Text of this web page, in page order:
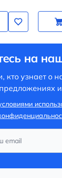
на
кто узнает о